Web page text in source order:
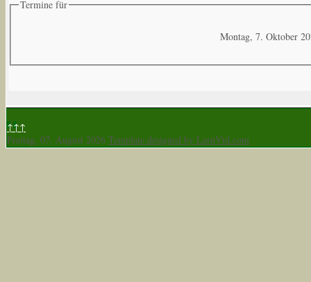
Termine für
Montag, 7. Oktober
↑↑↑
Freitag, 07. August 2026 Template designed by LernVid.com